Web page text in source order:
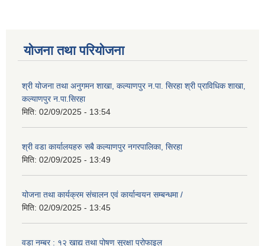
योजना तथा परियोजना
श्री योजना तथा अनुगमन शाखा, कल्याणपुर न.पा. सिरहा श्री प्राविधिक शाखा,
कल्याणपुर न.पा.सिरहा
मिति: 02/09/2025 - 13:54
श्री वडा कार्यालयहरु सबै कल्याणपुर नगरपालिका, सिरहा
मिति: 02/09/2025 - 13:49
योजना तथा कार्यक्रम संचालन एवं कार्यान्वयन सम्बन्धमा /
मिति: 02/09/2025 - 13:45
वडा नम्बर : १२ खाद्य तथा पोषण सुरक्षा प्रोफाइल